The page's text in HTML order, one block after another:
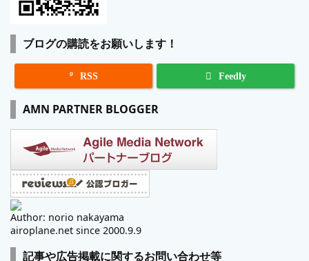
ブログの購読をお願いします！
 RSS Feedly
AMN PARTNER BLOGGER
Author: norio nakayama
airoplane.net since 2000.9.9
記事や広告掲載に関するお問い合わせ等